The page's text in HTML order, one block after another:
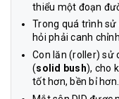
thiểu một đoạn
Trong quá trình sử
hỏi phải canh
Con lăn (roller) sử
(solid bush), cho
tốt hơn, bền bỉ hơn.